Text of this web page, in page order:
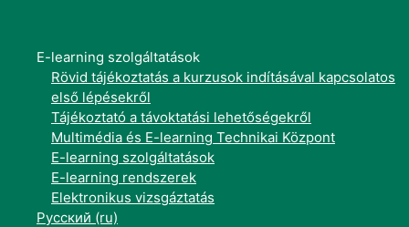
E-learning szolgáltatások
Rövid tájékoztatás a kurzusok indításával kapcsolatos
első lépésekről
Tájékoztató a távoktatási lehetőségekről
Multimédia és E-learning Technikai Központ
E-learning szolgáltatások
E-learning rendszerek
Elektronikus vizsgáztatás
Русский ‎(ru)‎